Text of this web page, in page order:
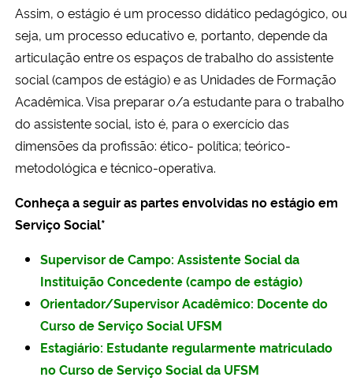
Ministério do Turismo
Ministério do Desenvolvimento Regional
Controladoria-Geral da União
Ministério da Mulher, da Família e dos Direitos Humanos
Secretaria de Governo
Gabinete de Segurança Institucional
Banco Central do Brasil
Assim, o estágio é um processo didático pedagógico, ou
seja, um processo educativo e, portanto, depende da
articulação entre os espaços de trabalho do assistente
social (campos de estágio) e as Unidades de Formação
Acadêmica. Visa preparar o/a estudante para o trabalho
do assistente social, isto é, para o exercício das
dimensões da profissão: ético- política; teórico-
metodológica e técnico-operativa.
Conheça a seguir as partes envolvidas no estágio em
Serviço Social*
Supervisor de Campo: Assistente Social da
Instituição Concedente (campo de estágio)
Orientador/Supervisor Acadêmico: Docente do
Curso de Serviço Social UFSM
Estagiário: Estudante regularmente matriculado
no Curso de Serviço Social da UFSM